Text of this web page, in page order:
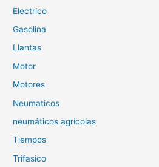
Electrico
Gasolina
Llantas
Motor
Motores
Neumaticos
neumáticos agrícolas
Tiempos
Trifasico